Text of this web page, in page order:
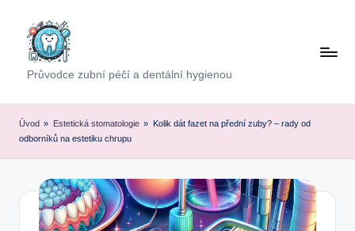
contentPrůvodce zubní péčí a dentální hygienou
Úvod » Estetická stomatologie » Kolik dát fazet na přední zuby? – rady od
odborníků na estetiku chrupu